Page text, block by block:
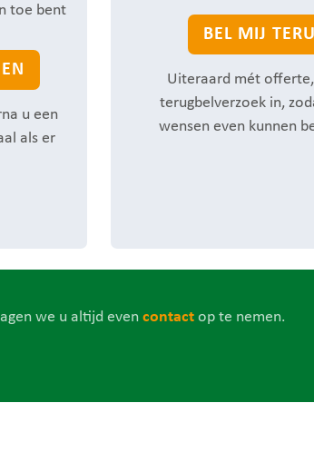
toe bent
u een
als er
BEL MIJ
Uiteraard mét
terugbelverzoek in,
wensen even kunnen
we u altijd even contact op te nemen.